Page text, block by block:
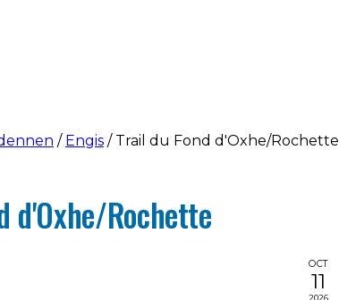
/ Engis / Trail du Fond d'Oxhe/Rochette
d'Oxhe/Rochette
OCT
11
2026